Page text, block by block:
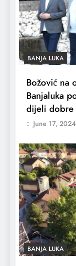
BANJA LUKA
Božović na
Banjaluka
dijeli dobre
June 17, 2024
BANJA LUKA